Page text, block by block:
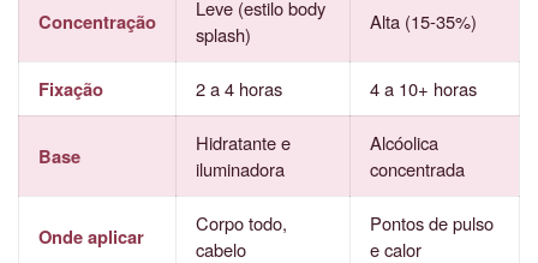
Concentração
Leve (estilo body
splash)
Alta (15-35%)
Fixação 2 a 4 horas 4 a 10+ horas
Base
Hidratante e
iluminadora
Alcóolica
concentrada
Onde aplicar
Corpo todo,
cabelo
Pontos de pulso
e calor